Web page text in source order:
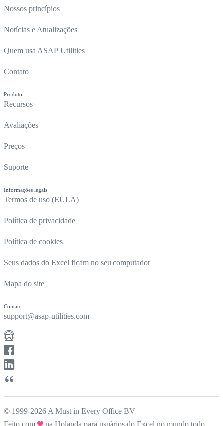
Nossos princípios
Notícias e Atualizações
Quem usa ASAP Utilities
Contato
Produto
Recursos
Avaliações
Preços
Suporte
Informações legais
Termos de uso (EULA)
Política de privacidade
Política de cookies
Seus dados do Excel ficam no seu computador
Mapa do site
Contato
support@asap-utilities.com
© 1999-2026 A Must in Every Office BV
Feito com
na Holanda para usuários do Excel no mundo todo